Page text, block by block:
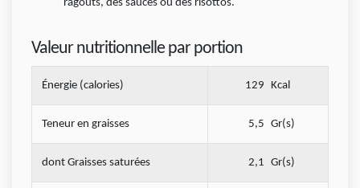
ragoûts, des sauces ou des risottos.
Valeur nutritionnelle par portion
Énergie (calories) 129 Kcal
Teneur en graisses 5,5 Gr(s)
dont Graisses saturées 2,1 Gr(s)